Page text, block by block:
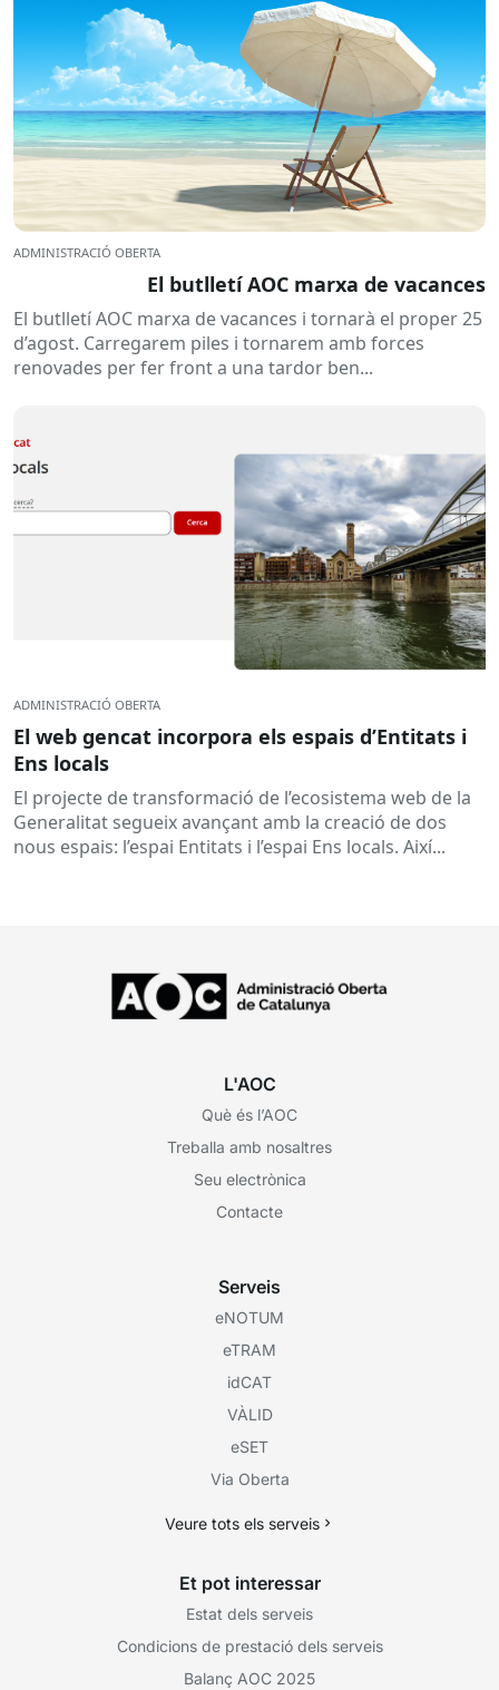
ADMINISTRACIÓ OBERTA
El butlletí AOC marxa de vacances
El butlletí AOC marxa de vacances i tornarà el proper 25
d’agost. Carregarem piles i tornarem amb forces
renovades per fer front a una tardor ben...
ADMINISTRACIÓ OBERTA
El web gencat incorpora els espais d’Entitats i
Ens locals
El projecte de transformació de l’ecosistema web de la
Generalitat segueix avançant amb la creació de dos
nous espais: l’espai Entitats i l’espai Ens locals. Així...
L'AOC
Què és l’AOC
Treballa amb nosaltres
Seu electrònica
Contacte
Serveis
eNOTUM
eTRAM
idCAT
VÀLID
eSET
Via Oberta
Veure tots els serveis
Et pot interessar
Estat dels serveis
Condicions de prestació dels serveis
Balanç AOC 2025